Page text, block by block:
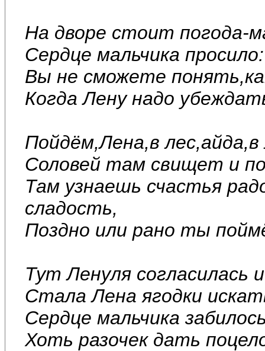
На дворе стоит погода-
Сердце мальчика
Вы не сможете
Когда Лену надо
Пойдём,Лена,в
Соловей там свищет и
Там узнаешь счастья
сладость,
Поздно или рано ты
Тут Ленуля согласилась
Стала Лена ягодки
Сердце мальчика
Хоть разочек дать